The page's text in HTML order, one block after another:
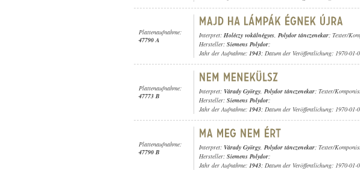
Plattenaufnahme:
47790 A
Interpret: Holéczy vokálnégyes, Polydor tánczenekar; Texter/
Hersteller: Siemens Polydor;
Jahr der Aufnahme: 1943; Datum der Veröffentlichung: 1970-01-
Plattenaufnahme:
47773 B
Interpret: Várady György, Polydor tánczenekar; Texter/
Hersteller: Siemens Polydor;
Jahr der Aufnahme: 1943; Datum der Veröffentlichung: 1970-01-
Plattenaufnahme:
47790 B
Interpret: Várady György, Polydor tánczenekar; Texter/
Hersteller: Siemens Polydor;
Jahr der Aufnahme: 1943; Datum der Veröffentlichung: 1970-01-